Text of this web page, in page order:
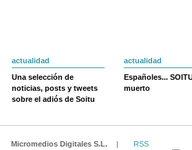
actualidad
Una selección de
noticias, posts y tweets
sobre el adiós de Soitu
actualidad
Españoles...
muerto
Micromedios Digitales S.L. |
RSS